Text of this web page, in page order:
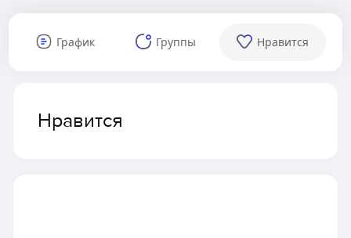
График Группы Нравится
Нравится